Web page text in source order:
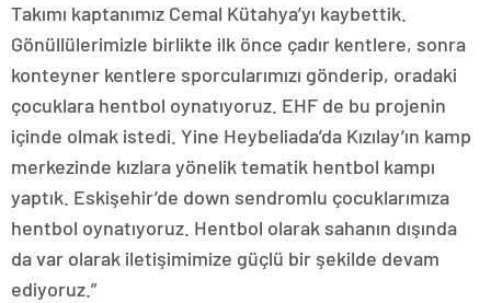
Takımı kaptanımız Cemal Kütahya’yı kaybettik.
Gönüllülerimizle birlikte ilk önce çadır kentlere, sonra
konteyner kentlere sporcularımızı gönderip, oradaki
çocuklara hentbol oynatıyoruz. EHF de bu projenin
içinde olmak istedi. Yine Heybeliada’da Kızılay’ın kamp
merkezinde kızlara yönelik tematik hentbol kampı
yaptık. Eskişehir’de down sendromlu çocuklarımıza
hentbol oynatıyoruz. Hentbol olarak sahanın dışında
da var olarak iletişimimize güçlü bir şekilde devam
ediyoruz.”